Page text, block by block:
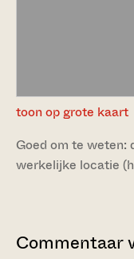
toon op grote kaart
Goed om te weten:
werkelijke locatie
Commentaar